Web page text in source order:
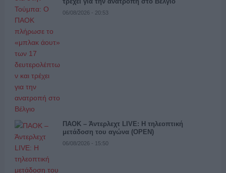
06/08/2026 - 20:53
ΠΑΟΚ – Άντερλεχτ LIVE: Η τηλεοπτική
μετάδοση του αγώνα (OPEN)
06/08/2026 - 15:50